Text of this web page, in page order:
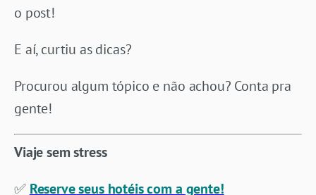
o post!
E aí, curtiu as dicas?
Procurou algum tópico e não achou? Conta pra
gente!
Viaje sem stress
✅ Reserve seus hotéis com a gente!